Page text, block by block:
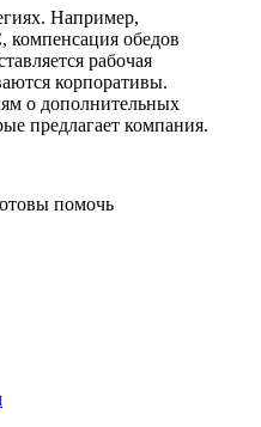
Например,
обедов
рабочая
корпоративы.
о дополнительных
предлагает компания.
помочь